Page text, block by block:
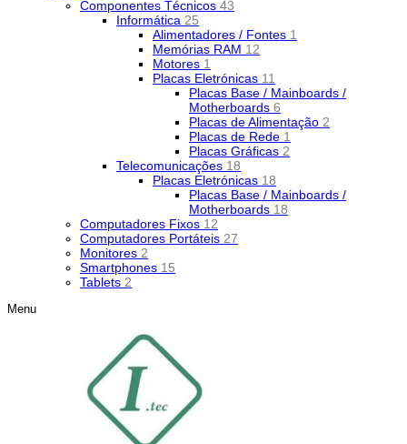
Componentes Técnicos 43
Informática 25
Alimentadores / Fontes 1
Memórias RAM 12
Motores 1
Placas Eletrónicas 11
Placas Base / Mainboards /
Motherboards 6
Placas de Alimentação 2
Placas de Rede 1
Placas Gráficas 2
Telecomunicações 18
Placas Eletrónicas 18
Placas Base / Mainboards /
Motherboards 18
Computadores Fixos 12
Computadores Portáteis 27
Monitores 2
Smartphones 15
Tablets 2
Menu